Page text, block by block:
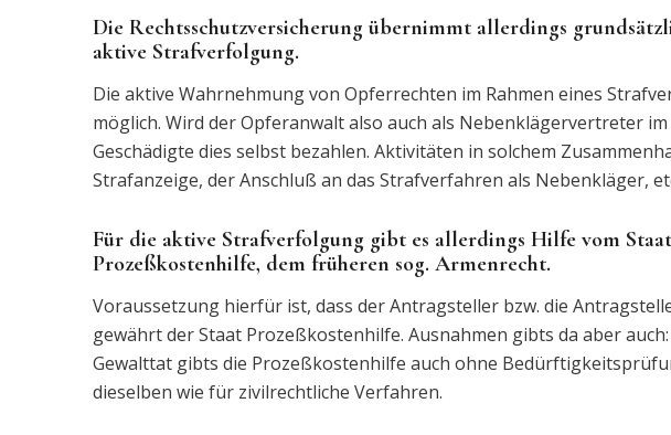
Die Rechtsschutzversicherung übernimmt allerdings
aktive Strafverfolgung.
Die aktive Wahrnehmung von Opferrechten im Rahmen eines
möglich. Wird der Opferanwalt also auch als Nebenklägervertreter
Geschädigte dies selbst bezahlen. Aktivitäten in solchem
Strafanzeige, der Anschluß an das Strafverfahren als Nebenkläger,
Für die aktive Strafverfolgung gibt es allerdings Hilfe vom
Prozeßkostenhilfe, dem früheren sog. Armenrecht.
Voraussetzung hierfür ist, dass der Antragsteller bzw. die
gewährt der Staat Prozeßkostenhilfe. Ausnahmen gibts da aber
Gewalttat gibts die Prozeßkostenhilfe auch ohne
dieselben wie für zivilrechtliche Verfahren.